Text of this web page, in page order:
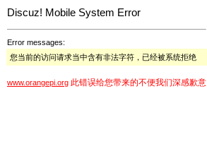
Discuz! Mobile System Error
Error messages:
您当前的访问请求当中含有非法字符，已经被系统拒绝
www.orangepi.org 此错误给您带来的不便我们深感歉意